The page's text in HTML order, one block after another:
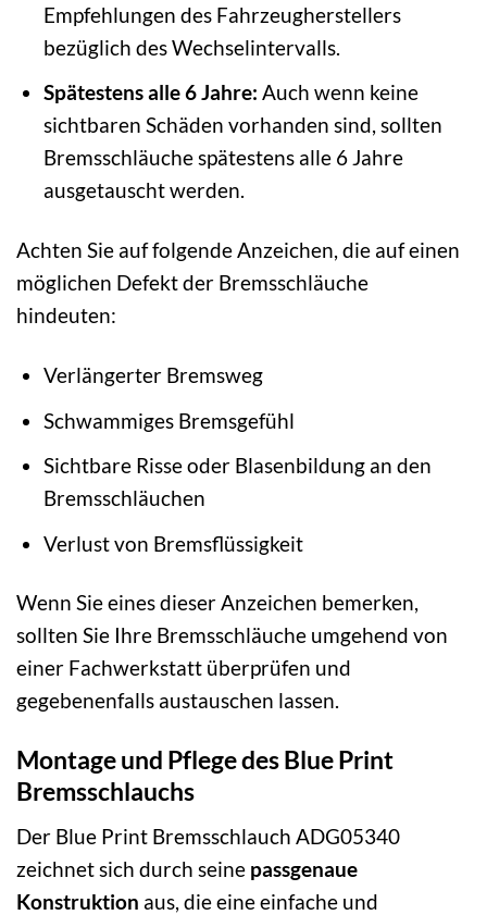
Empfehlungen des Fahrzeugherstellers
bezüglich des Wechselintervalls.
Spätestens alle 6 Jahre: Auch wenn keine
sichtbaren Schäden vorhanden sind, sollten
Bremsschläuche spätestens alle 6 Jahre
ausgetauscht werden.
Achten Sie auf folgende Anzeichen, die auf einen
möglichen Defekt der Bremsschläuche
hindeuten:
Verlängerter Bremsweg
Schwammiges Bremsgefühl
Sichtbare Risse oder Blasenbildung an den
Bremsschläuchen
Verlust von Bremsflüssigkeit
Wenn Sie eines dieser Anzeichen bemerken,
sollten Sie Ihre Bremsschläuche umgehend von
einer Fachwerkstatt überprüfen und
gegebenenfalls austauschen lassen.
Montage und Pflege des Blue Print
Bremsschlauchs
Der Blue Print Bremsschlauch ADG05340
zeichnet sich durch seine passgenaue
Konstruktion aus, die eine einfache und